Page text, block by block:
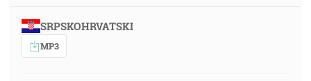
SRPSKOHRVATSKI
MP3